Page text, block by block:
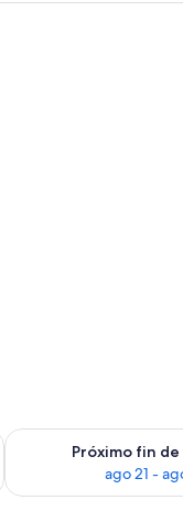
semana ago 14 -
Próximo fin de
ago 21 -
Consulta la